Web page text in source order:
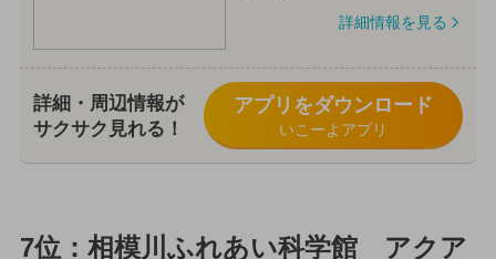
詳細情報を見る
詳細・周辺情報が
サクサク見れる！
アプリをダウンロード
いこーよアプリ
7位：相模川ふれあい科学館 アクア